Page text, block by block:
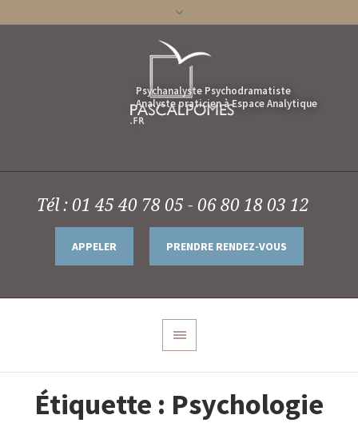
Tél : 01 45 40 78 05 - 06 80 18 03 12
APPELER PRENDRE RENDEZ-VOUS
Étiquette : Psychologie